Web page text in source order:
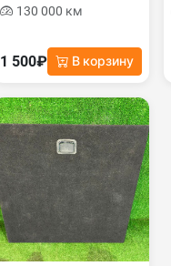
130 000 км
1 500₽ В корзину